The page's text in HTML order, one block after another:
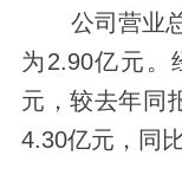
公司营业总
为2.90亿元。
元，较去年同
4.30亿元，同